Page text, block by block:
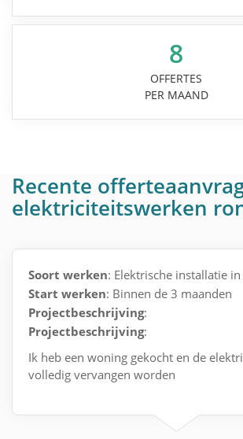
8
OFFERTES
PER MAAND
Recente
elektriciteitswerken
Soort werken: Elektrische installatie
Start werken: Binnen de 3 maanden
Projectbeschrijving:
Projectbeschrijving:
Ik heb een woning gekocht en de
volledig vervangen worden